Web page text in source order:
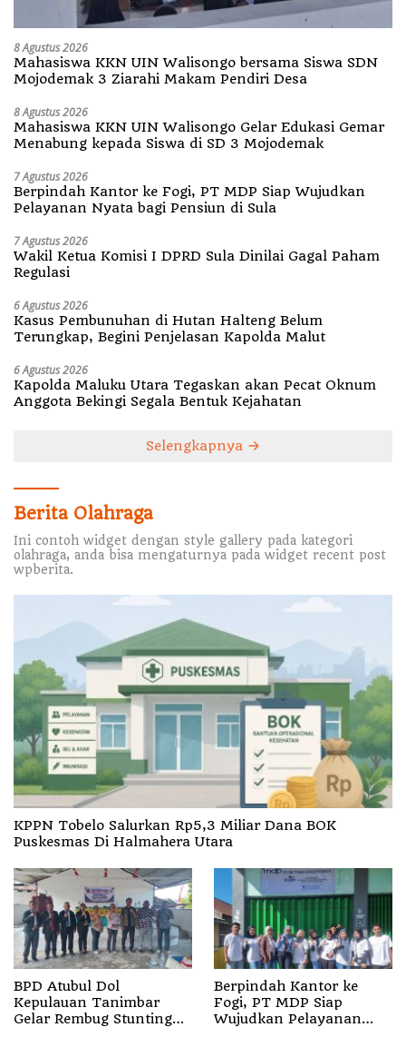
8 Agustus 2026
Mahasiswa KKN UIN Walisongo bersama Siswa SDN
Mojodemak 3 Ziarahi Makam Pendiri Desa
8 Agustus 2026
Mahasiswa KKN UIN Walisongo Gelar Edukasi Gemar
Menabung kepada Siswa di SD 3 Mojodemak
7 Agustus 2026
Berpindah Kantor ke Fogi, PT MDP Siap Wujudkan
Pelayanan Nyata bagi Pensiun di Sula
7 Agustus 2026
Wakil Ketua Komisi I DPRD Sula Dinilai Gagal Paham
Regulasi
6 Agustus 2026
Kasus Pembunuhan di Hutan Halteng Belum
Terungkap, Begini Penjelasan Kapolda Malut
6 Agustus 2026
Kapolda Maluku Utara Tegaskan akan Pecat Oknum
Anggota Bekingi Segala Bentuk Kejahatan
Selengkapnya
Berita Olahraga
Ini contoh widget dengan style gallery pada kategori
olahraga, anda bisa mengaturnya pada widget recent post
wpberita.
KPPN Tobelo Salurkan Rp5,3 Miliar Dana BOK
Puskesmas Di Halmahera Utara
BPD Atubul Dol
Kepulauan Tanimbar
Gelar Rembug Stunting
Berpindah Kantor ke
Fogi, PT MDP Siap
Wujudkan Pelayanan